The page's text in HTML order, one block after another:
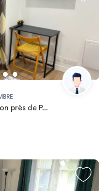
près de P...